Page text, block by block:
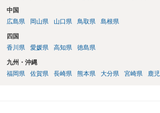
中国
広島県
岡山県 山口県 鳥取県 島根県
四国
香川県
愛媛県 高知県 徳島県
九州・沖縄
福岡県
佐賀県 長崎県 熊本県 大分県 宮崎県 鹿